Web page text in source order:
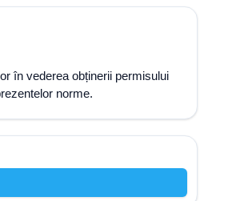
în vederea obținerii permisului
norme.